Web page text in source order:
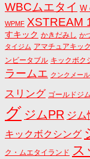
WBCムエタイ W
WPMF XSTREAM
すキック かきだみし か
タイジム アマチュアキッ
ンビータブル キックボク
ラームエ クンクメール
スリング ゴールドジム
グ ジムPR ジム
キックボクシング
ク・ムエタイランド ス